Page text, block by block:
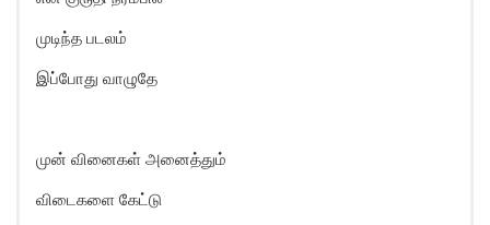
முடிந்த படலம்
இப்போது வாழுதே
முன் வினைகள் அனைத்தும்
விடைகளை கேட்டு